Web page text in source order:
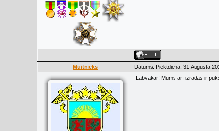
Muitnieks Datums: Piektdiena,
Labvakar! Mums arī izrādās ir